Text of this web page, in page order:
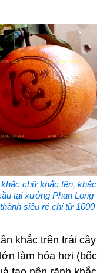
chữ khắc tên, khắc
tại xưởng Phan Long
siêu rẻ chỉ từ 1000
khắc trên trái cây
làm hóa hơi (bốc